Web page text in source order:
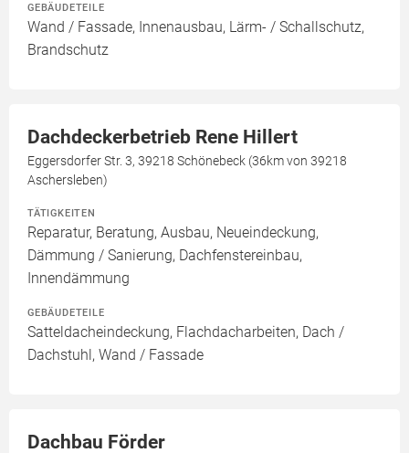
GEBÄUDETEILE
Wand / Fassade, Innenausbau, Lärm- / Schallschutz,
Brandschutz
Dachdeckerbetrieb Rene Hillert
Eggersdorfer Str. 3, 39218 Schönebeck (36km von 39218
Aschersleben)
TÄTIGKEITEN
Reparatur, Beratung, Ausbau, Neueindeckung,
Dämmung / Sanierung, Dachfenstereinbau,
Innendämmung
GEBÄUDETEILE
Satteldacheindeckung, Flachdacharbeiten, Dach /
Dachstuhl, Wand / Fassade
Dachbau Förder